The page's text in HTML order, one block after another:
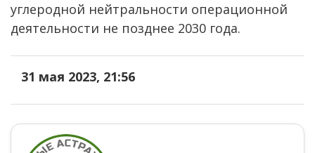
углеродной нейтральности операционной
деятельности не позднее 2030 года.
31 мая 2023, 21:56